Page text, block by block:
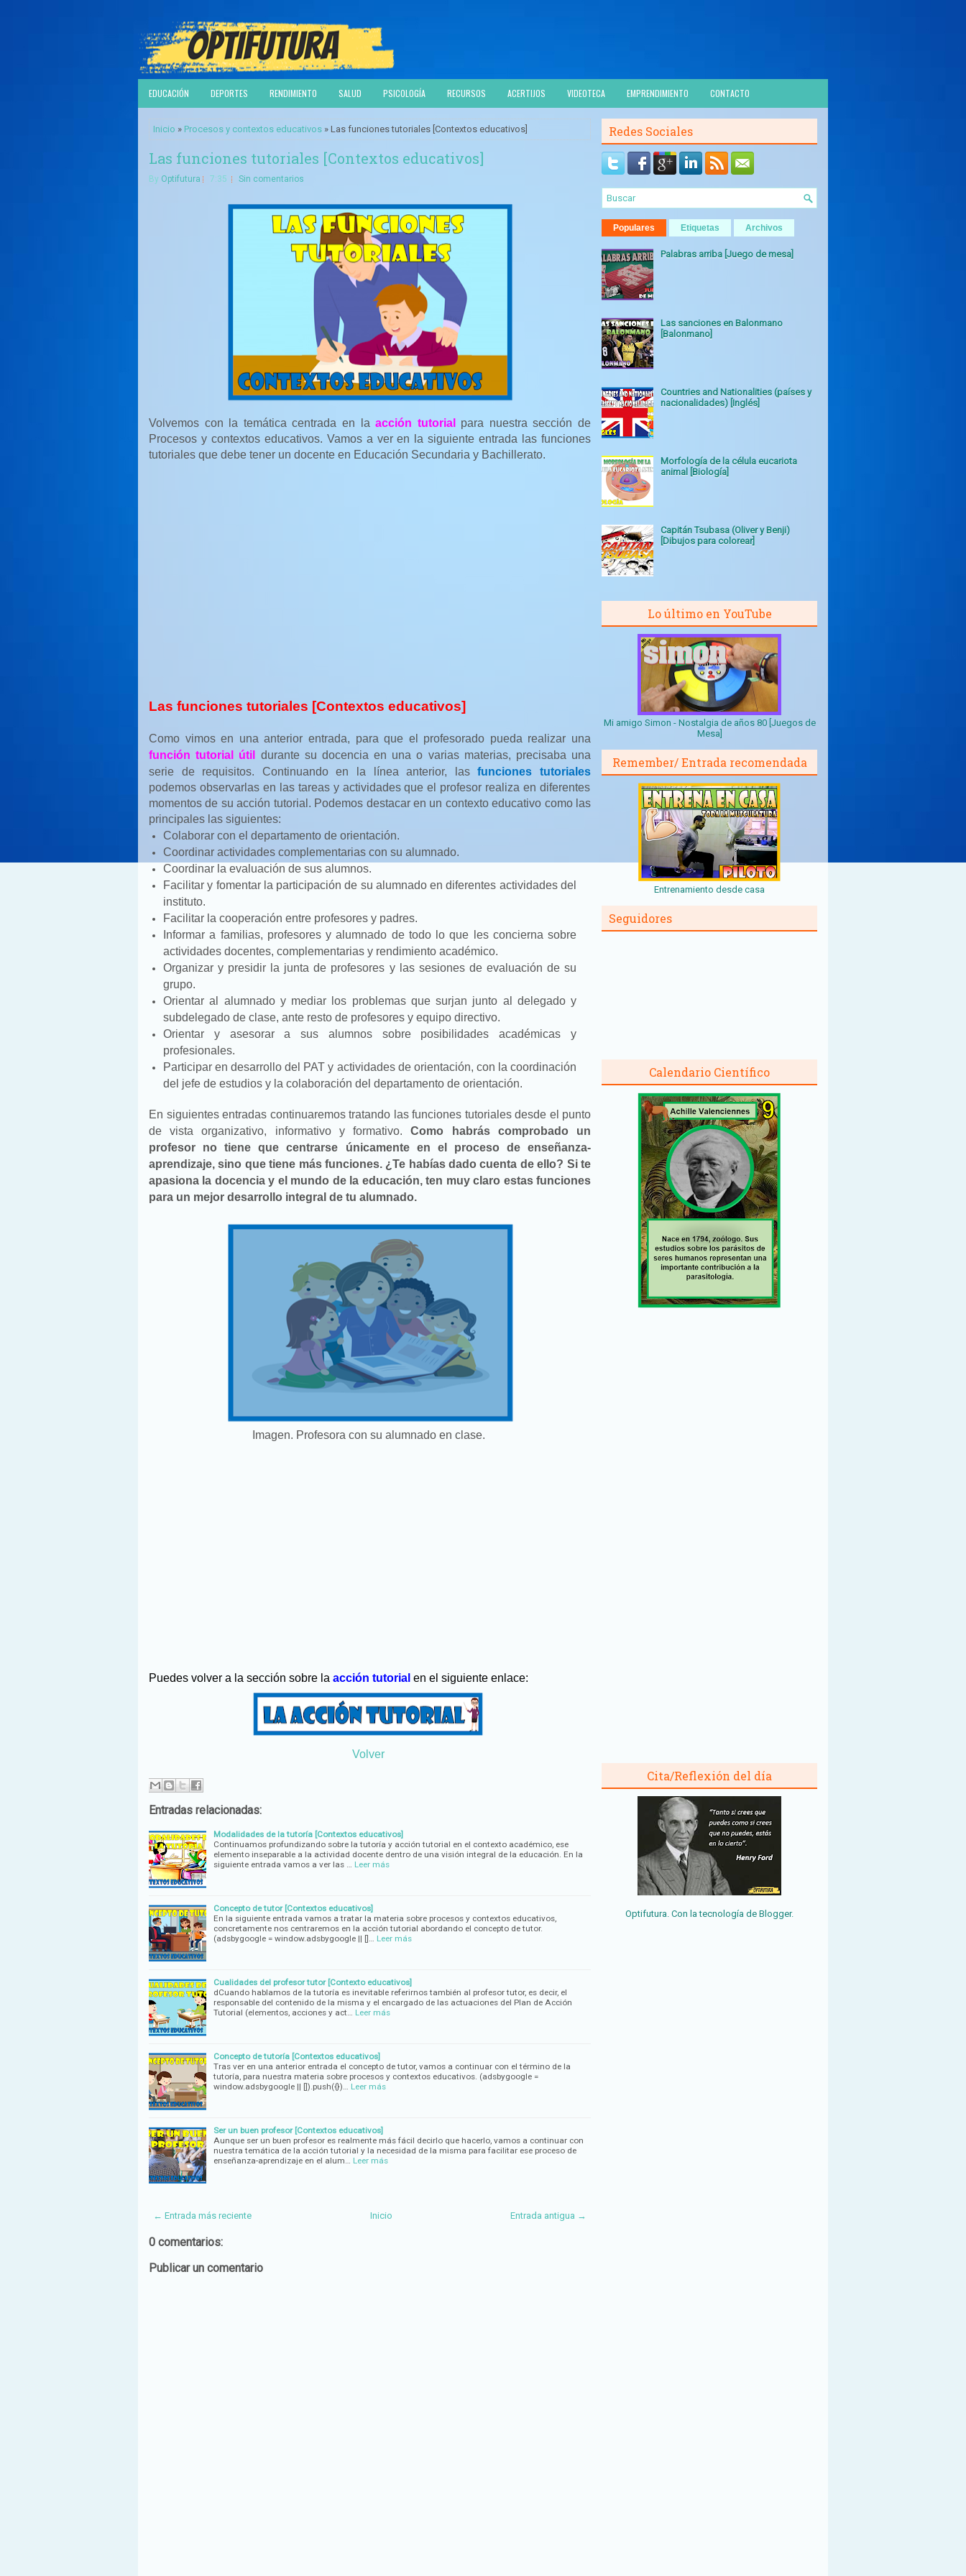
EDUCACIÓN DEPORTES RENDIMIENTO SALUD PSICOLOGÍA RECURSOS ACERTIJOS VIDEOTECA EMPRENDIMIENTO CONTACTO
Inicio » Procesos y contextos educativos » Las funciones tutoriales [Contextos educativos]
Las funciones tutoriales [Contextos educativos]
By Optifutura 7:35 Sin comentarios
Volvemos con la temática centrada en laacción tutorial
para nuestra sección de
Procesos y contextos educativos. Vamos a ver en la siguiente entrada las funciones
tutoriales que debe tener un docente en Educación Secundaria y Bachillerato.
Las funciones tutoriales [Contextos educativos]
Como vimos en una anterior entrada, para que el profesorado pueda realizar una
función tutorial útil
durante su docencia en una o varias materias, precisaba una
serie de requisitos. Continuando en la línea anterior, lasfunciones tutoriales
podemos observarlas en las tareas y actividades que el profesor realiza en diferentes
momentos de su acción tutorial. Podemos destacar en un contexto educativo como las
principales las siguientes:
Colaborar con el departamento de orientación.
Coordinar actividades complementarias con su alumnado.
Coordinar la evaluación de sus alumnos.
Facilitar y fomentar la participación de su alumnado en diferentes actividades del
instituto.
Facilitar la cooperación entre profesores y padres.
Informar a familias, profesores y alumnado de todo lo que les concierna sobre
actividades docentes, complementarias y rendimiento académico.
Organizar y presidir la junta de profesores y las sesiones de evaluación de su
grupo.
Orientar al alumnado y mediar los problemas que surjan junto al delegado y
subdelegado de clase, ante resto de profesores y equipo directivo.
Orientar y asesorar a sus alumnos sobre posibilidades académicas y
profesionales.
Participar en desarrollo del PAT y actividades de orientación, con la coordinación
del jefe de estudios y la colaboración del departamento de orientación.
En siguientes entradas continuaremos tratando las funciones tutoriales desde el punto
de vista organizativo, informativo y formativo.Como habrás comprobado un
profesor no tiene que centrarse únicamente en el proceso de enseñanza-
aprendizaje, sino que tiene más funciones. ¿Te habías dado cuenta de ello? Si te
apasiona la docencia y el mundo de la educación, ten muy claro estas funciones
para un mejor desarrollo integral de tu alumnado.
Imagen. Profesora con su alumnado en clase.
Puedes volver a la sección sobre la acción tutorial en el siguiente enlace:
Volver
Entradas relacionadas:
Modalidades de la tutoría [Contextos educativos]
Continuamos profundizando sobre la tutoría y acción tutorial en el contexto académico, ese
elemento inseparable a la actividad docente dentro de una visión integral de la educación. En la
siguiente entrada vamos a ver las … Leer más
Concepto de tutor [Contextos educativos]
En la siguiente entrada vamos a tratar la materia sobre procesos y contextos educativos,
concretamente nos centraremos en la acción tutorial abordando el concepto de tutor.
(adsbygoogle = window.adsbygoogle || []… Leer más
Cualidades del profesor tutor [Contexto educativos]
dCuando hablamos de la tutoría es inevitable referirnos también al profesor tutor, es decir, el
responsable del contenido de la misma y el encargado de las actuaciones del Plan de Acción
Tutorial (elementos, acciones y act… Leer más
Concepto de tutoría [Contextos educativos]
Tras ver en una anterior entrada el concepto de tutor, vamos a continuar con el término de la
tutoría, para nuestra materia sobre procesos y contextos educativos. (adsbygoogle =
window.adsbygoogle || []).push({})… Leer más
Ser un buen profesor [Contextos educativos]
Aunque ser un buen profesor es realmente más fácil decirlo que hacerlo, vamos a continuar con
nuestra temática de la acción tutorial y la necesidad de la misma para facilitar ese proceso de
enseñanza-aprendizaje en el alum… Leer más
← Entrada más reciente Entrada antigua →
Inicio
0 comentarios:
Publicar un comentario
Redes Sociales
Populares Etiquetas Archivos
Palabras arriba [Juego de mesa]
Las sanciones en Balonmano
[Balonmano]
Countries and Nationalities (países y
nacionalidades) [Inglés]
Morfología de la célula eucariota
animal [Biología]
Capitán Tsubasa (Oliver y Benji)
[Dibujos para colorear]
Lo último en YouTube
Mi amigo Simon - Nostalgia de años 80 [Juegos de
Mesa]
Remember/ Entrada recomendada
Entrenamiento desde casa
Seguidores
Calendario Científico
Cita/Reflexión del día
Optifutura. Con la tecnología de Blogger.